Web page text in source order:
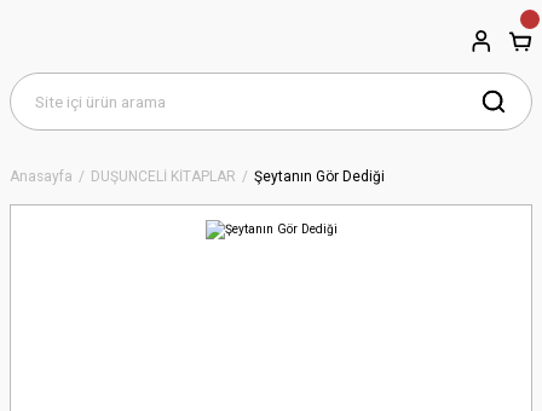
Anasayfa DÜŞÜNCELİ KİTAPLAR Şeytanın Gör Dediği